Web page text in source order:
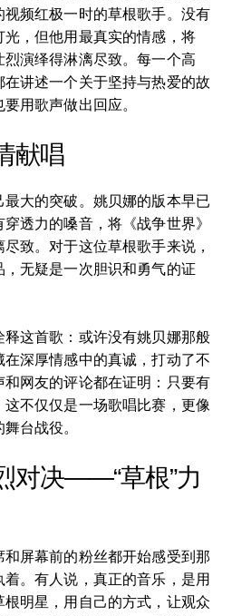
视频红极一时的草根歌手。没有
，但他用最真实的情感，将
烈演绎得淋漓尽致。每一个高
讲述一个关于坚持与热爱的故
用歌声做出回应。
献唱
大的突破。姚贝娜的版本早已
透力的嗓音，将《战争世界》
致。对于这位草根歌手来说，
无疑是一次胆识和勇气的证
这首歌：或许没有姚贝娜那般
深厚情感中的真诚，打动了不
网友的评论都在证明：只要有
不仅仅是一场歌唱比赛，更像
台战役。
对决——“草根”力
屏幕前的粉丝都开始感受到那
。有人说，真正的音乐，是用
明星，用自己的方式，让观众